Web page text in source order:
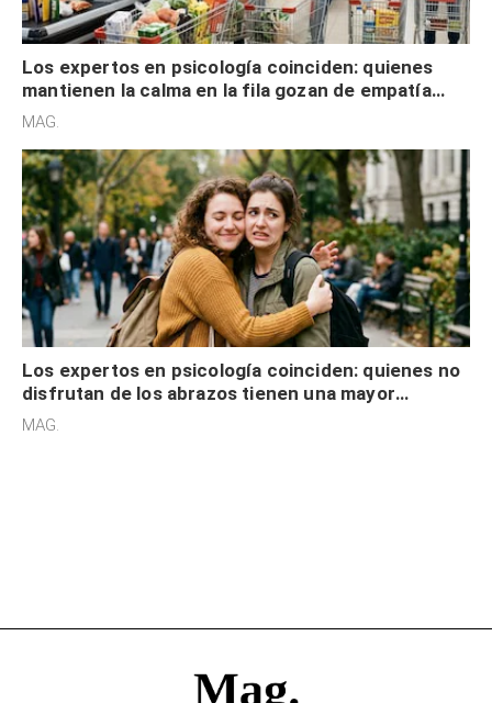
Los expertos en psicología coinciden: quienes
mantienen la calma en la fila gozan de empatía
cognitiva, gratitud y no solo tienen autocontrol
MAG.
Los expertos en psicología coinciden: quienes no
disfrutan de los abrazos tienen una mayor
sensibilidad a los estímulos físicos y no es por
MAG.